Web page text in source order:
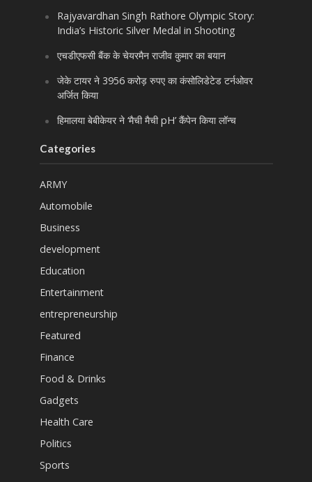
Rajyavardhan Singh Rathore Olympic Story:
India’s Historic Silver Medal in Shooting
एचडीएफसी बैंक के चेयरमैन राजीव कुमार का बयान
जेके टायर ने 3956 करोड़ रुपए का कंसोलिडेटेड टर्नओवर
अर्जित किया
हिमालया बेबीकेयर ने ‘मैची मैची pH’ कैंपेन किया लॉन्च
Categories
ARMY
Automobile
Business
development
Education
Entertainment
entrepreneurship
Featured
Finance
Food & Drinks
Gadgets
Health Care
Politics
Sports